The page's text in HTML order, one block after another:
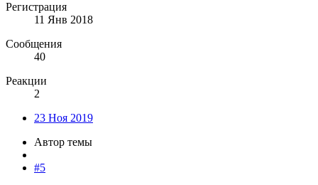
Регистрация
11 Янв 2018
Сообщения
40
Реакции
2
23 Ноя 2019
Автор темы
#5